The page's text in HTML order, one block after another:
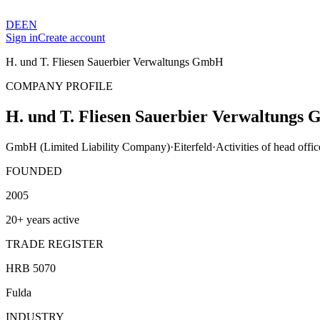
DEEN
Sign inCreate account
H. und T. Fliesen Sauerbier Verwaltungs GmbH
COMPANY PROFILE
H. und T. Fliesen Sauerbier Verwaltungs
GmbH (Limited Liability Company)·Eiterfeld·Activities of head
FOUNDED
2005
20+ years active
TRADE REGISTER
HRB 5070
Fulda
INDUSTRY